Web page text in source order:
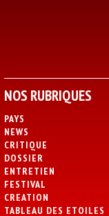
NOS RUBRIQUES
PAYS
NEWS
CRITIQUE
DOSSIER
ENTRETIEN
FESTIVAL
CREATION
TABLEAU DES ETOILES